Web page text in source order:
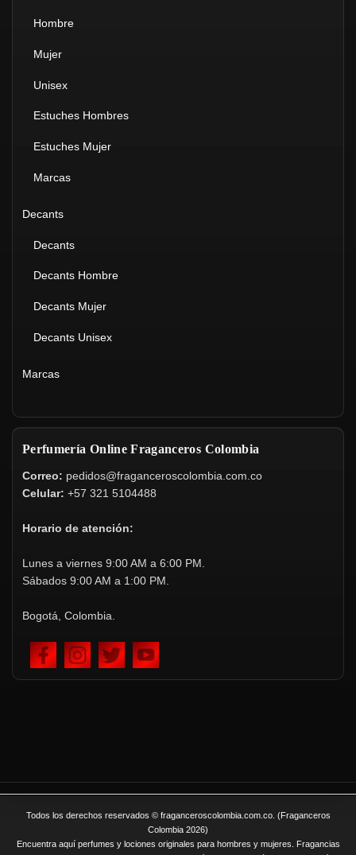
Hombre
Mujer
Unisex
Estuches Hombres
Estuches Mujer
Marcas
Decants
Decants
Decants Hombre
Decants Mujer
Decants Unisex
Marcas
Perfumería Online Fraganceros Colombia
Correo: pedidos@fraganceroscolombia.com.co
Celular: +57 321 5104488
Horario de atención:
Lunes a viernes 9:00 AM a 6:00 PM.
Sábados 9:00 AM a 1:00 PM.
Bogotá, Colombia.
Todos los derechos reservados © fraganceroscolombia.com.co. (Fraganceros
Colombia 2026)
Encuentra aquí perfumes y lociones originales para hombres y mujeres. Fragancias